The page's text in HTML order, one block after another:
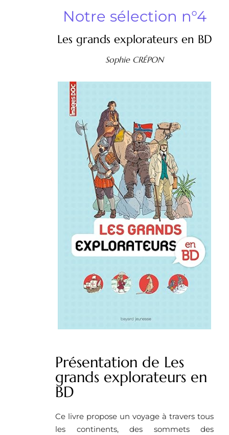
Notre sélection n°4
Les grands explorateurs en BD
Sophie CRÉPON
Présentation de Les
grands explorateurs en
BD
Ce livre propose un voyage à travers tous
les continents, des sommets des